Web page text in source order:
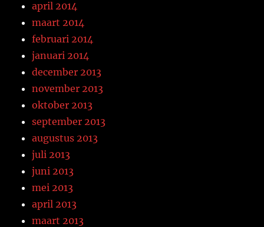
april 2014
maart 2014
februari 2014
januari 2014
december 2013
november 2013
oktober 2013
september 2013
augustus 2013
juli 2013
juni 2013
mei 2013
april 2013
maart 2013